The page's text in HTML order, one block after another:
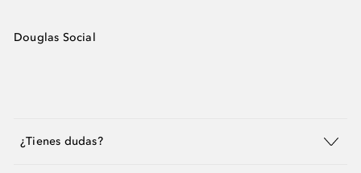
Douglas Social
¿Tienes dudas?